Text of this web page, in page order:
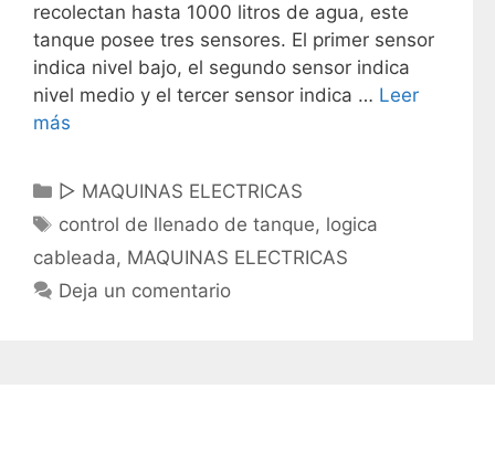
recolectan hasta 1000 litros de agua, este
tanque posee tres sensores. El primer sensor
indica nivel bajo, el segundo sensor indica
nivel medio y el tercer sensor indica … Leer
más
C
a
e
g
▷ MAQUINAS ELECTRICAS
E
t
q
control de llenado de tanque, logica
cableada, MAQUINAS ELECTRICAS
Deja un comentario